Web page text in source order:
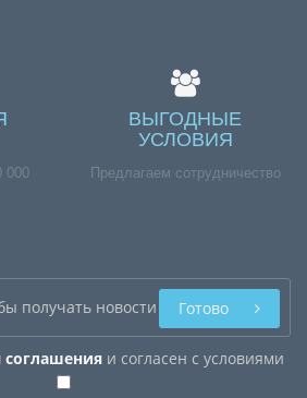
000
ВЫГОДНЫЕ
УСЛОВИЯ
Предлагаем сотрудничество
соглашенияи согласен с условиями
Готово